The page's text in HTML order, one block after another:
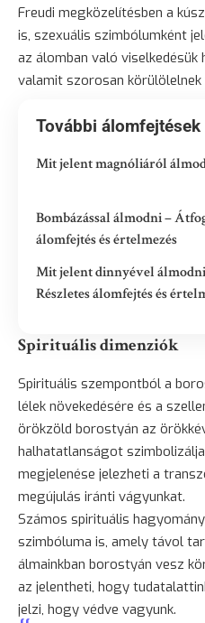
Freudi megközelítésben a
is, szexuális szimbólumként
az álomban való viselkedésük
valamit szorosan körülölelnek
További álomfejtések
Mit jelent magnóliáról
Bombázással álmodni –
álomfejtés és értelmezés
Mit jelent dinnyével
Részletes álomfejtés és
Spirituális dimenziók
Spirituális szempontból a
lélek növekedésére és a
örökzöld borostyán az
halhatatlanságot
megjelenése jelezheti a
megújulás iránti vágyunkat.
Számos spirituális
szimbóluma is, amely távol
álmainkban borostyán vesz
az jelentheti, hogy
jelzi, hogy védve vagyunk.